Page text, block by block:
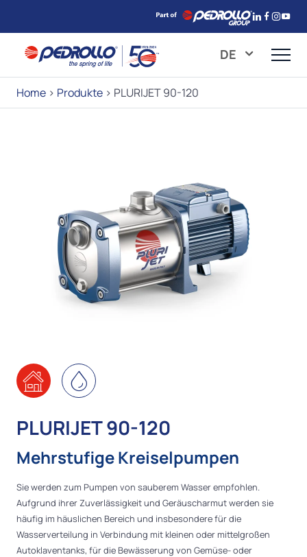
DE
Home > Produkte > PLURIJET 90-120
PLURIJET 90-120
Mehrstufige Kreiselpumpen
Sie werden zum Pumpen von sauberem Wasser empfohlen.
Aufgrund ihrer Zuverlässigkeit und Geräuscharmut werden sie
häufig im häuslichen Bereich und insbesondere für die
Wasserverteilung in Verbindung mit kleinen oder mittelgroßen
Autoklaventanks, für die Bewässerung von Gemüse- oder